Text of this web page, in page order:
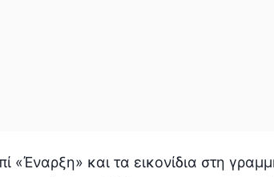
«Έναρξη» και τα εικονίδια στη